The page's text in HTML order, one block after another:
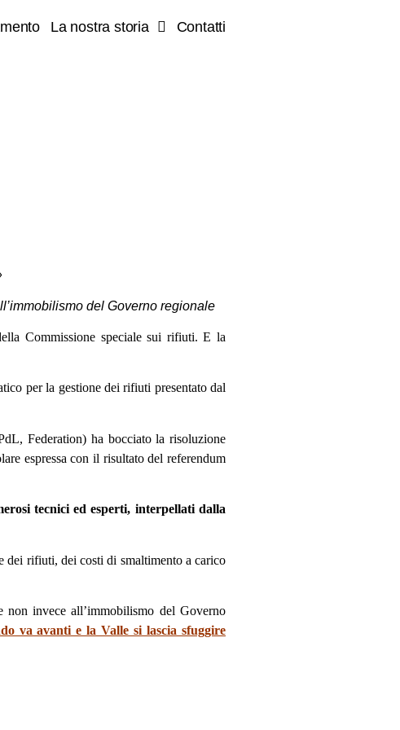
La nostra storia Contatti
del Governo regionale
Commissione speciale sui rifiuti. E la
per la gestione dei rifiuti presentato dal
Federation) ha bocciato la risoluzione
espressa con il risultato del referendum
tecnici ed esperti, interpellati dalla
dei rifiuti, dei costi di smaltimento a carico
invece all’immobilismo del Governo
va avanti e la Valle si lascia sfuggire